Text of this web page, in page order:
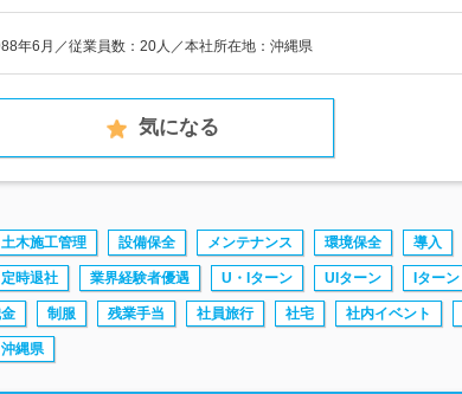
年6月／従業員数：20人／本社所在地：沖縄県
気になる
土木施工管理 設備保全 メンテナンス 環境保全 導入
定時退社 業界経験者優遇 U・Iターン UIターン Iターン
制服 残業手当 社員旅行 社宅 社内イベント
沖縄県